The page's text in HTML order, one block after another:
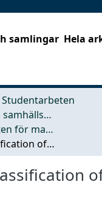
samlingar Hela
Studentarbeten
Arkitektur och samhällsbyggnadsteknik (ACE)
Examensarbeten för masterexamen
Thermal classification of cable route